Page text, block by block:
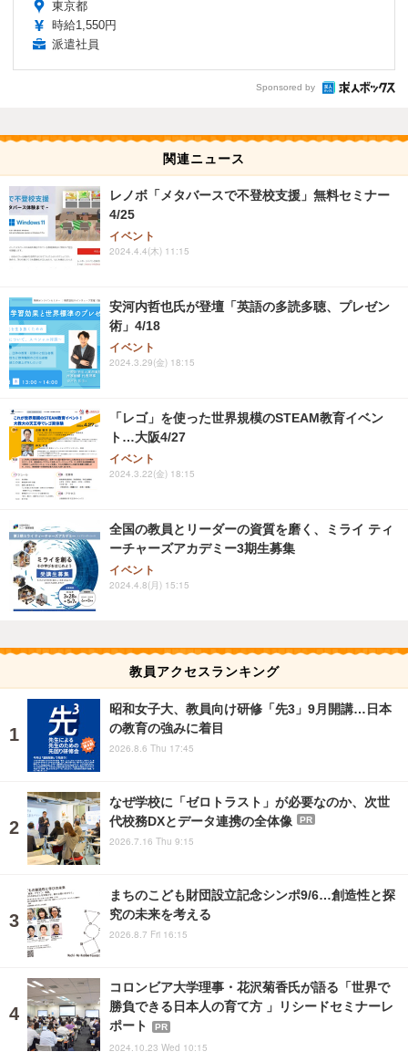
東京都
時給1,550円
派遣社員
Sponsored by
関連ニュース
レノボ「メタバースで不登校支援」無料セミナー
4/25
イベント
2024.4.4(木) 11:15
安河内哲也氏が登壇「英語の多読多聴、プレゼン
術」4/18
イベント
2024.3.29(金) 18:15
「レゴ」を使った世界規模のSTEAM教育イベン
ト…大阪4/27
イベント
2024.3.22(金) 18:15
全国の教員とリーダーの資質を磨く、ミライ ティ
ーチャーズアカデミー3期生募集
イベント
2024.4.8(月) 15:15
教員アクセスランキング
昭和女子大、教員向け研修「先3」9月開講…日本
の教育の強みに着目
2026.8.6 Thu 17:45
なぜ学校に「ゼロトラスト」が必要なのか、次世
代校務DXとデータ連携の全体像
PR
2026.7.16 Thu 9:15
まちのこども財団設立記念シンポ9/6…創造性と探
究の未来を考える
2026.8.7 Fri 16:15
コロンビア大学理事・花沢菊香氏が語る「世界で
勝負できる日本人の育て方 」リシードセミナーレ
ポート
PR
2024.10.23 Wed 10:15